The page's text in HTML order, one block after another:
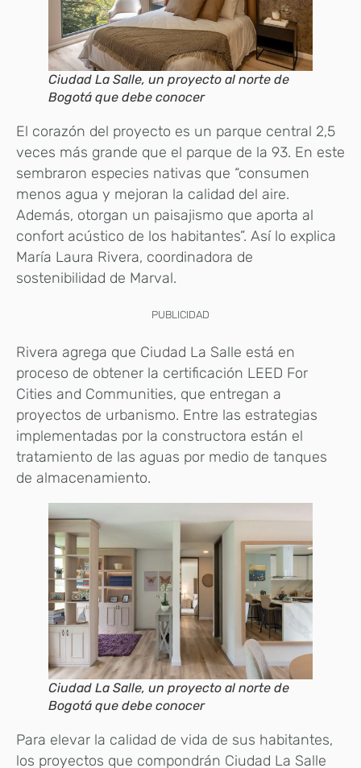
Ciudad La Salle, un proyecto al norte de
Bogotá que debe conocer
El corazón del proyecto es un parque central 2,5
veces más grande que el parque de la 93. En este
sembraron especies nativas que “consumen
menos agua y mejoran la calidad del aire.
Además, otorgan un paisajismo que aporta al
confort acústico de los habitantes”. Así lo explica
María Laura Rivera, coordinadora de
sostenibilidad de Marval.
PUBLICIDAD
Rivera agrega que Ciudad La Salle está en
proceso de obtener la certificación LEED For
Cities and Communities, que entregan a
proyectos de urbanismo. Entre las estrategias
implementadas por la constructora están el
tratamiento de las aguas por medio de tanques
de almacenamiento.
Ciudad La Salle, un proyecto al norte de
Bogotá que debe conocer
Para elevar la calidad de vida de sus habitantes,
los proyectos que compondrán Ciudad La Salle